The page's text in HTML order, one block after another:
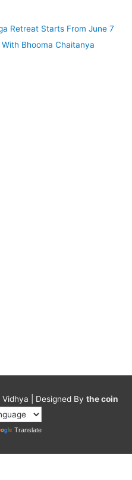
Retreat Starts From June 7
Bhooma Chaitanya
Vidhya | Designed By the coin
Translate